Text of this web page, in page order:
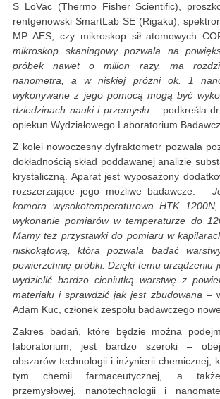
S LoVac (Thermo Fisher Scientific),
rentgenowski SmartLab SE (Rigaku),
MP AES, czy mikroskop sił atomowych
mikroskop skaningowy pozwala na
próbek nawet o milion razy, ma
nanometra, a w niskiej próżni ok. 1
wykonywane z jego pomocą mogą być
dziedzinach nauki i przemysłu – podkreśla
opiekun Wydziałowego Laboratorium
Z kolei nowoczesny dyfraktometr pozwala
dokładnością skład poddawanej analizie
krystaliczną. Aparat jest wyposażony
rozszerzające jego możliwe badawcze. –
komora wysokotemperaturowa HTK
wykonanie pomiarów w temperaturze do
Mamy też przystawki do pomiaru w
niskokątową, która pozwala badać
powierzchnię próbki. Dzięki temu urządzeniu
wydzielić bardzo cieniutką warstwę z
materiału i sprawdzić jak jest zbudowana–
Adam Kuc, członek zespołu badawczego
Zakres badań, które będzie można
laboratorium, jest bardzo szeroki –
obszarów technologii i inżynierii chemicznej,
tym chemii farmaceutycznej, a także
przemysłowej, nanotechnologii i